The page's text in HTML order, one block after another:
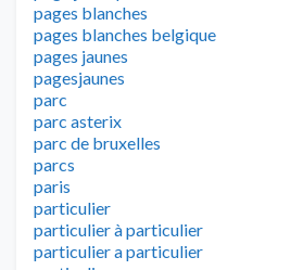
pages blanches
pages blanches belgique
pages jaunes
pagesjaunes
parc
parc asterix
parc de bruxelles
parcs
paris
particulier
particulier à particulier
particulier a particulier